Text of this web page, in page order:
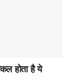
होता है ये